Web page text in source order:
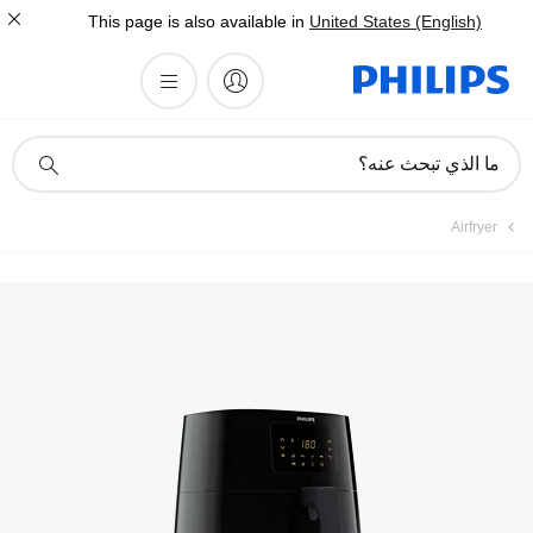
This page is also available in United States (English)
دعم
ما الذي تبحث عنه؟
Airfryer